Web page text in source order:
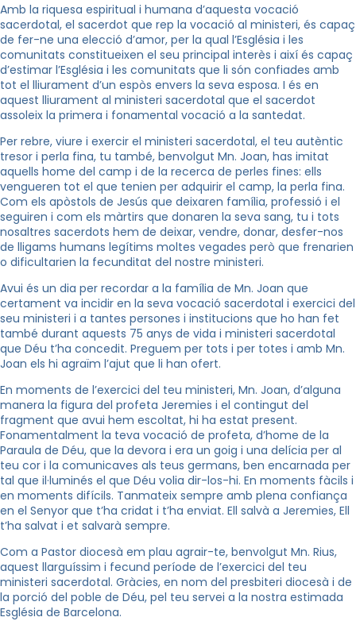
Amb la riquesa espiritual i humana d’aquesta vocació
sacerdotal, el sacerdot que rep la vocació al ministeri, és capaç
de fer-ne una elecció d’amor, per la qual l’Església i les
comunitats constitueixen el seu principal interès i així és capaç
d’estimar l’Església i les comunitats que li són confiades amb
tot el lliurament d’un espòs envers la seva esposa. I és en
aquest lliurament al ministeri sacerdotal que el sacerdot
assoleix la primera i fonamental vocació a la santedat.
Per rebre, viure i exercir el ministeri sacerdotal, el teu autèntic
tresor i perla fina, tu també, benvolgut Mn. Joan, has imitat
aquells home del camp i de la recerca de perles fines: ells
vengueren tot el que tenien per adquirir el camp, la perla fina.
Com els apòstols de Jesús que deixaren família, professió i el
seguiren i com els màrtirs que donaren la seva sang, tu i tots
nosaltres sacerdots hem de deixar, vendre, donar, desfer-nos
de lligams humans legítims moltes vegades però que frenarien
o dificultarien la fecunditat del nostre ministeri.
Avui és un dia per recordar a la família de Mn. Joan que
certament va incidir en la seva vocació sacerdotal i exercici del
seu ministeri i a tantes persones i institucions que ho han fet
també durant aquests 75 anys de vida i ministeri sacerdotal
que Déu t’ha concedit. Preguem per tots i per totes i amb Mn.
Joan els hi agraïm l’ajut que li han ofert.
En moments de l’exercici del teu ministeri, Mn. Joan, d’alguna
manera la figura del profeta Jeremies i el contingut del
fragment que avui hem escoltat, hi ha estat present.
Fonamentalment la teva vocació de profeta, d’home de la
Paraula de Déu, que la devora i era un goig i una delícia per al
teu cor i la comunicaves als teus germans, ben encarnada per
tal que il·luminés el que Déu volia dir-los-hi. En moments fàcils i
en moments difícils. Tanmateix sempre amb plena confiança
en el Senyor que t’ha cridat i t’ha enviat. Ell salvà a Jeremies, Ell
t’ha salvat i et salvarà sempre.
Com a Pastor diocesà em plau agrair-te, benvolgut Mn. Rius,
aquest llarguíssim i fecund període de l’exercici del teu
ministeri sacerdotal. Gràcies, en nom del presbiteri diocesà i de
la porció del poble de Déu, pel teu servei a la nostra estimada
Església de Barcelona.